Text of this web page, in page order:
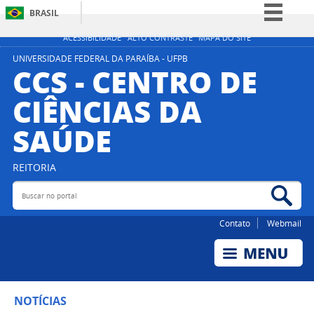
ACESSIBILIDADE ALTO CONTRASTE MAPA DO SITE
BRASIL
Simplifique!
Participe
Acesso à informação
Legislação
UNIVERSIDADE FEDERAL DA PARAÍBA - UFPB
CCS - CENTRO DE
CIÊNCIAS DA
SAÚDE
REITORIA
Buscar no portal
Contato Webmail
NOTÍCIAS